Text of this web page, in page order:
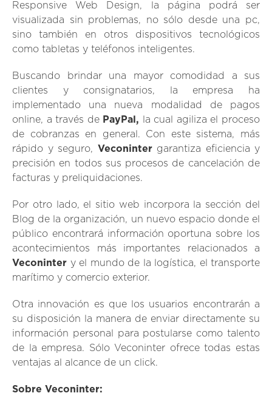
Responsive Web Design, la página podrá ser
visualizada sin problemas, no sólo desde una pc,
sino también en otros dispositivos tecnológicos
como tabletas y teléfonos inteligentes.
Buscando brindar una mayor comodidad a sus
clientes y consignatarios, la empresa ha
implementado una nueva modalidad de pagos
online, a través dePayPal,
la cual agiliza el proceso
de cobranzas en general. Con este sistema, más
rápido y seguro, Veconintergarantiza eficiencia y
precisión en todos sus procesos de cancelación de
facturas y preliquidaciones.
Por otro lado, el sitio web incorpora la sección del
Blog de la organización, un nuevo espacio donde el
público encontrará información oportuna sobre los
acontecimientos más importantes relacionados a
Veconinter y el mundo de la logística, el transporte
marítimo y comercio exterior.
Otra innovación es que los usuarios encontrarán a
su disposición la manera de enviar directamente su
información personal para postularse como talento
de la empresa. Sólo Veconinter ofrece todas estas
ventajas al alcance de un click.
Sobre Veconinter: